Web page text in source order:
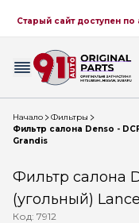
Старый сайт доступен по
Начало
Фильтры
Фильтр салона Denso -
Grandis
Фильтр салона
(угольный)
Код: 7912